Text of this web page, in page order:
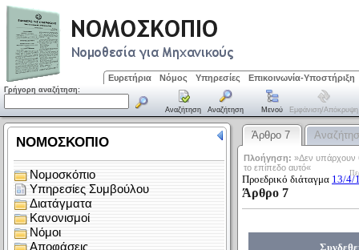
Ευρετήρια Νόμος Υπηρεσίες Επικοινωνία-Υποστήριξη
Γρήγορη αναζήτηση:
Αναζήτηση Αναζήτηση Μενού Εμφάνιση/απόκρυψη
Άρθρο 7